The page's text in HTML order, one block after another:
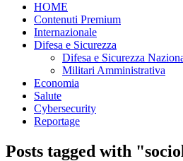
HOME
Contenuti Premium
Internazionale
Difesa e Sicurezza
Difesa e Sicurezza
Militari Amministrativa
Economia
Salute
Cybersecurity
Reportage
Posts tagged with